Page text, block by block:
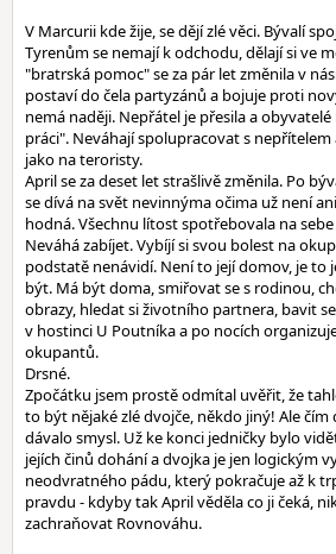
V Marcurii kde žije, se dějí zlé věci. Bývalí
Tyrenům se nemají k odchodu, dělají si ve
"bratrská pomoc" se za pár let změnila v
postaví do čela partyzánů a bojuje proti
nemá naději. Nepřátel je přesila a
práci". Neváhají spolupracovat s
jako na teroristy.
April se za deset let strašlivě změnila. Po
se dívá na svět nevinnýma očima už není
hodná. Všechnu lítost spotřebovala na
Neváhá zabíjet. Vybíjí si svou bolest na
podstatě nenávidí. Není to její domov, je to
být. Má být doma, smiřovat se s rodinou,
obrazy, hledat si životního partnera, bavit
v hostinci U Poutníka a po nocích
okupantů.
Drsné.
Zpočátku jsem prostě odmítal uvěřit, že
to být nějaké zlé dvojče, někdo jiný! Ale
dávalo smysl. Už ke konci jedničky bylo
jejích činů dohání a dvojka je jen logickým
neodvratného pádu, který pokračuje až k
pravdu - kdyby tak April věděla co ji čeká,
zachraňovat Rovnováhu.